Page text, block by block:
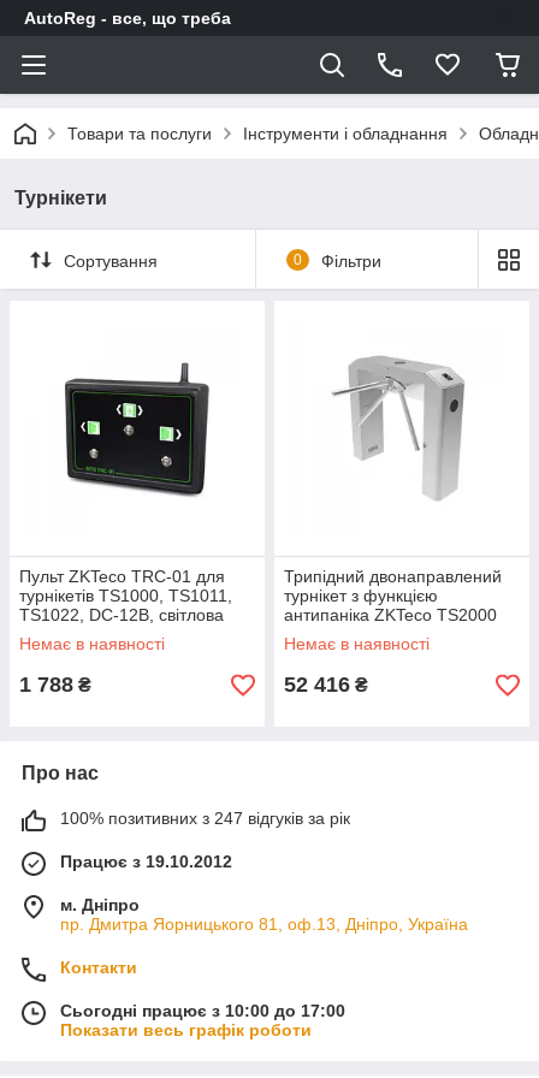
AutoReg - все, що треба
Товари та послуги Інструменти і обладнання
Турнікети
Сортування 0 Фільтри
Пульт ZKTeco TRC-01 для
турнікетів TS1000, TS1011,
TS1022, DC-12В, світлова
індикація, розмір - 47 x 188 x
137 мм
Немає в наявності
1 788 ₴
Трипідний двонаправлений
турнікет з функцією
антипаніка ZKTeco TS2000
Pro, ширина - 500 мм
Немає в наявності
52 416 ₴
Про нас
100% позитивних з 247 відгуків за рік
Працює з 19.10.2012
м. Дніпро
пр. Дмитра Яорницького 81, оф.13, Дніпро, Україна
Контакти
Сьогодні працює з 10:00 до 17:00
Показати весь графік роботи